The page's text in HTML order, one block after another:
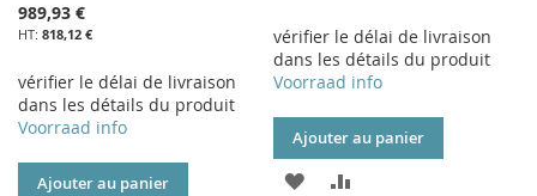
989,93 €
818,12 €
vérifier le délai de livraison
dans les détails du produit
Voorraad info
Ajouter au panier
vérifier le délai de livraison
dans les détails du produit
Voorraad info
Ajouter au panier
AJOUTER